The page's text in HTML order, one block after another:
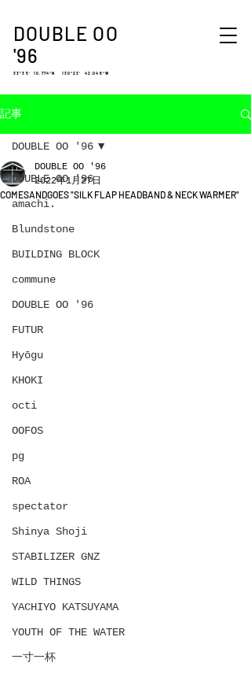
DOUBLE OO
'96
33°35′ 10.774″N 130°23′ 42.048″W
記事
DOUBLE OO '96
amachi.
Blundstone
BUILDING BLOCK
commune
DOUBLE OO '96
FUTUR
Hyōgu
KHOKI
octi
OOFOS
pg
ROA
spectator
Shinya Shoji
STABILIZER GNZ
WILD THINGS
YACHIYO KATSUYAMA
YOUTH OF THE WATER
一寸一杯
DOUBLE OO '96
COMESANDGOES "SILK FLAP HEADBAND & NECK WARMER"
DOUBLE OO '96
2022年1月27日